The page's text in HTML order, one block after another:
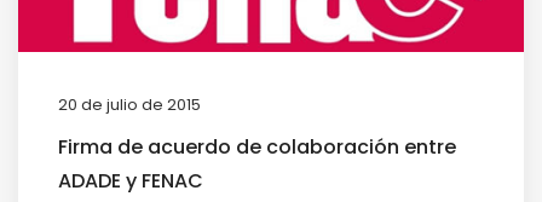
20 de julio de 2015
Firma de acuerdo de colaboración entre
ADADE y FENAC